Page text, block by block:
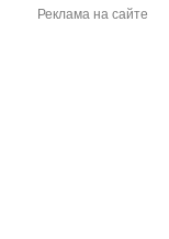
Реклама на сайте